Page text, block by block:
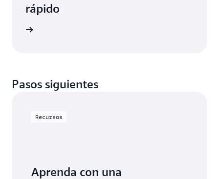
rápido
Pasos siguientes
Recursos
Aprenda con una